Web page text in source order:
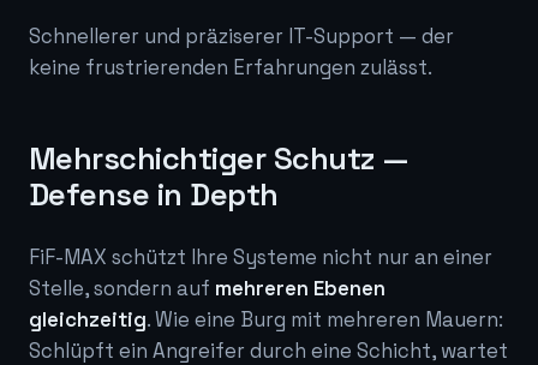
Schnellerer und präziserer IT-Support — der
keine frustrierenden Erfahrungen zulässt.
Mehrschichtiger Schutz —
Defense in Depth
FiF-MAX schützt Ihre Systeme nicht nur an einer
Stelle, sondern auf mehreren Ebenen
gleichzeitig. Wie eine Burg mit mehreren Mauern:
Schlüpft ein Angreifer durch eine Schicht, wartet